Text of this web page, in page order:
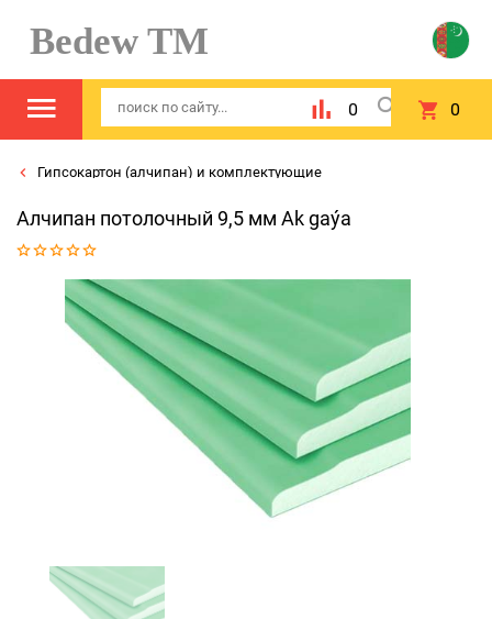
Bedew TM
0 0
Гипсокартон (алчипан) и комплектующие
Алчипан потолочный 9,5 мм Ak gaýa